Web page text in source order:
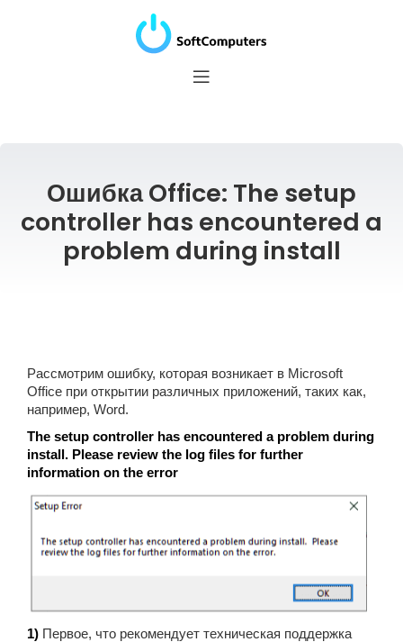
Ошибка Office: The setup
controller has encountered a
problem during install
Рассмотрим ошибку, которая возникает в Microsoft
Office при открытии различных приложений, таких как,
например, Word.
The setup controller has encountered a problem during
install. Please review the log files for further
information on the error
1) Первое, что рекомендует техническая поддержка